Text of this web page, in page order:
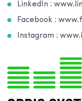
LinkedIn :
Facebook :
Instagram :